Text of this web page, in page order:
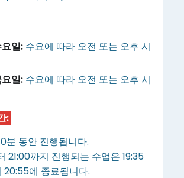
일: 수요에 따라 오전 또는 오후 시
일: 수요에 따라 오전 또는 오후 시
:
분 동안 진행됩니다.
21:00까지 진행되는 수업은 19:35
20:55에 종료됩니다.